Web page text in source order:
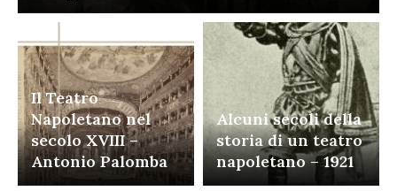
Il Teatro
Napoletano nel
secolo XVIII –
Antonio Palomba
Alcuni secoli della
storia di un teatro
napoletano – 1921